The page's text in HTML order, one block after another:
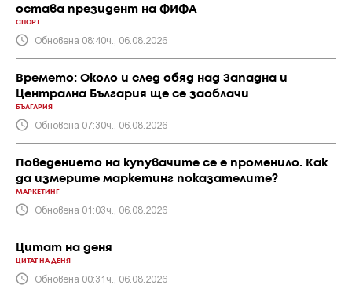
остава президент на ФИФА
СПОРТ
Обновена 08:40ч., 06.08.2026
Времето: Около и след обяд над Западна и
Централна България ще се заоблачи
БЪЛГАРИЯ
Обновена 07:30ч., 06.08.2026
Поведението на купувачите се е променило. Как
да измерите маркетинг показателите?
МАРКЕТИНГ
Обновена 01:03ч., 06.08.2026
Цитат на деня
ЦИТАТ НА ДЕНЯ
Обновена 00:31ч., 06.08.2026